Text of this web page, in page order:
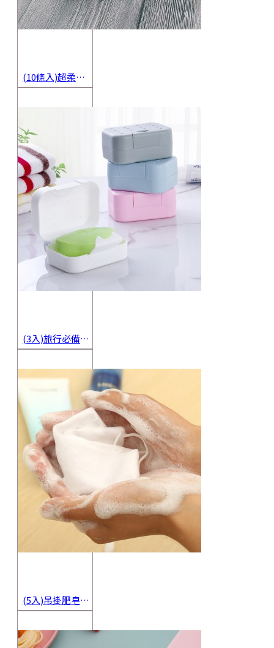
(10條入)超柔軟抹布 不沾油洗碗巾 多用途擦拭布
(3入)旅行必備密封香皂收納盒 方便攜帶防水海綿肥皂盒 香皂盒
(5入)吊掛肥皂起泡網 香皂起泡袋